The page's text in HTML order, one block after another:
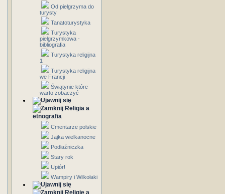
Od pielgrzyma do
turysty
Tanatoturystyka
Turystyka
pielgrzymkowa -
bibliografia
Turystyka religijna
1
Turystyka religijna
we Francji
Świątynie które
warto zobaczyć
Religia a
etnografia
Cmentarze polskie
Jajka wielkanocne
Podłaźniczka
Stary rok
Upiór!
Wampiry i Wilkołaki
Religie a